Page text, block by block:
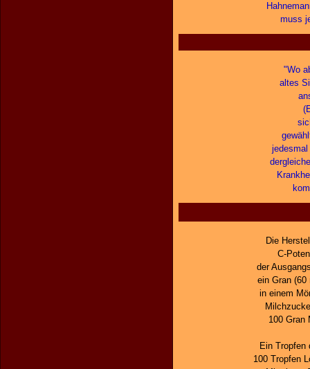
muss
"Wo
altes
Die
C-
der
ein Gran (60
in einem
100 Gran
Ein Tropfen
100 Tropfen